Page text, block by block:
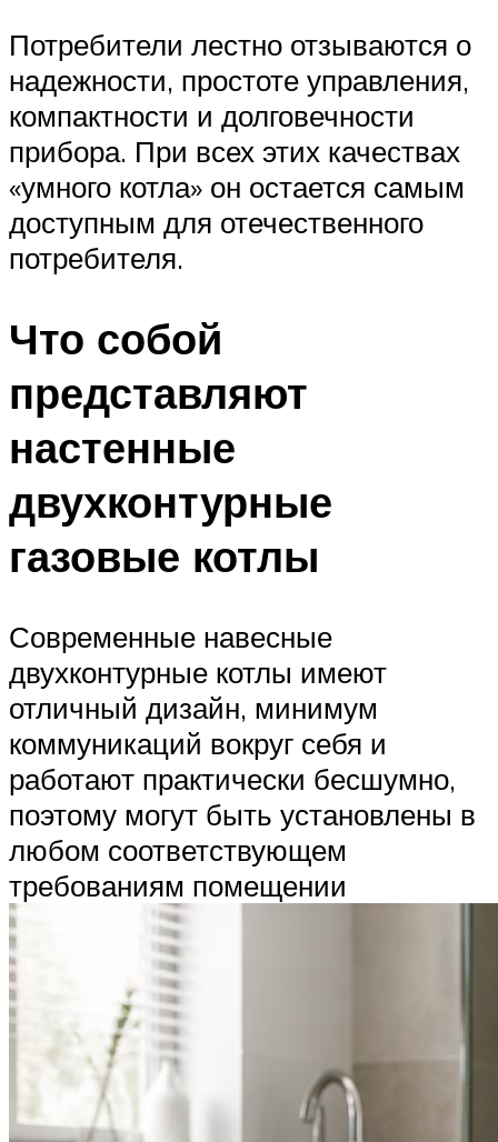
Потребители лестно отзываются о
надежности, простоте управления,
компактности и долговечности
прибора. При всех этих качествах
«умного котла» он остается самым
доступным для отечественного
потребителя.
Что собой
представляют
настенные
двухконтурные
газовые котлы
Современные навесные
двухконтурные котлы имеют
отличный дизайн, минимум
коммуникаций вокруг себя и
работают практически бесшумно,
поэтому могут быть установлены в
любом соответствующем
требованиям помещении